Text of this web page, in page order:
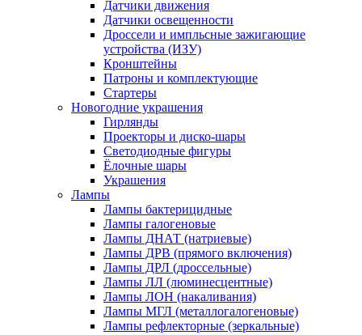
Датчики движения
Датчики освещенности
Дроссели и импльсные зажигающие
устройства (ИЗУ)
Кронштейны
Патроны и комплектующие
Стартеры
Новогодние украшения
Гирлянды
Проекторы и диско-шары
Светодиодные фигуры
Ёлочные шары
Украшения
Лампы
Лампы бактерицидные
Лампы галогеновые
Лампы ДНАТ (натриевые)
Лампы ДРВ (прямого включения)
Лампы ДРЛ (дроссельные)
Лампы ЛЛ (люминесцентные)
Лампы ЛОН (накаливания)
Лампы МГЛ (металлогалогеновые)
Лампы рефлекторные (зеркальные)